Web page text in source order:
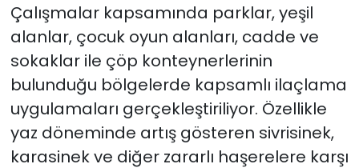
Çalışmalar kapsamında parklar, yeşil
alanlar, çocuk oyun alanları, cadde ve
sokaklar ile çöp konteynerlerinin
bulunduğu bölgelerde kapsamlı ilaçlama
uygulamaları gerçekleştiriliyor. Özellikle
yaz döneminde artış gösteren sivrisinek,
karasinek ve diğer zararlı haşerelere karşı